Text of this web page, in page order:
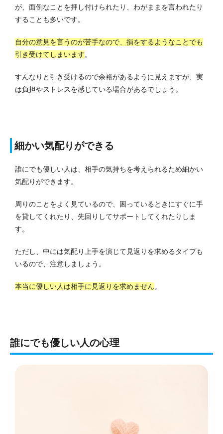
が、面倒なことを押し付けられたり、わがままを言われたり
することも多いです。
自分の意見を言うのが苦手なので、損をするようなことでも
引き受けてしまいます。
すんなりと引き受けるので余裕があるように見えますが、実
は負担やストレスを感じている場合があるでしょう。
細かい気配りができる
誰にでも優しい人は、相手の気持ちを考えられるため細かい
気配りができます。
周りのことをよく見ているので、困っているときにすぐに手
を貸してくれたり、先回りしてサポートしてくれたりしま
す。
ただし、中には気配り上手を演じて見返りを求めるタイプも
いるので、注意しましょう。
本当に優しい人は相手に見返りを求めません。
誰にでも優しい人の心理